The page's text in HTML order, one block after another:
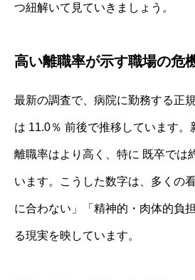
つ紐解いて見ていきましょう。
高い離職率が示す職場の危
最新の調査で、病院に勤務する正
は 11.0％ 前後で推移しています
離職率はより高く、特に 既卒では
います。こうした数字は、多くの
に合わない」「精神的・肉体的負
る現実を映しています。